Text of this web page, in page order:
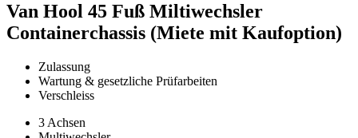
Van Hool 45 Fuß Miltiwechsler
Containerchassis (Miete mit Kaufoption)
Zulassung
Wartung & gesetzliche Prüfarbeiten
Verschleiss
3 Achsen